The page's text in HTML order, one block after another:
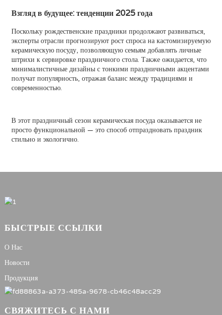
Взгляд в будущее: тенденции 2025 года
Поскольку рождественские праздники продолжают развиваться,
эксперты отрасли прогнозируют рост спроса на кастомизируемую
керамическую посуду, позволяющую семьям добавлять личные
штрихи к сервировке праздничного стола. Также ожидается, что
минималистичные дизайны с тонкими праздничными акцентами
получат популярность, отражая баланс между традициями и
современностью.
В этот праздничный сезон керамическая посуда оказывается не
просто функциональной — это способ отпраздновать праздник
стильно и экологично.
БЫСТРЫЕ ССЫЛКИ
О Нас
Новости
Продукция
СВЯЖИТЕСЬ С НАМИ